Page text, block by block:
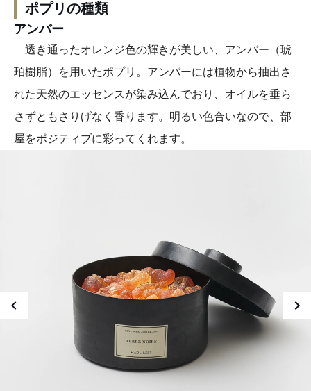
ポプリの種類
アンバー
透き通ったオレンジ色の輝きが美しい、アンバー（琥
珀樹脂）を用いたポプリ。アンバーには植物から抽出さ
れた天然のエッセンスが染み込んでおり、オイルを垂ら
さずともさりげなく香ります。明るい色合いなので、部
屋をポジティブに彩ってくれます。